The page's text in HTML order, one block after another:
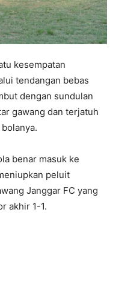
kesempatan
tendangan bebas
dengan sundulan
gawang dan terjatuh
benar masuk ke
peluit
Janggar FC yang
akhir 1-1.